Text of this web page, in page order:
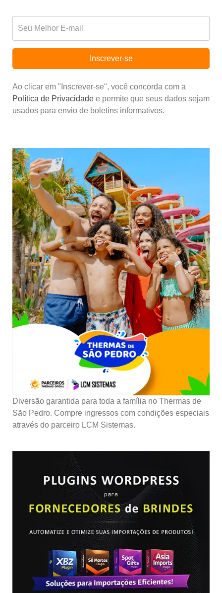
Inscrever-se
Ao clicar em "Inscrever-se", você concorda com a
Política de Privacidade e permite que seus dados sejam
usados para envio de boletins informativos.
Diversão garantida para toda a família no Thermas de
São Pedro. Compre ingressos com condições especiais
através do parceiro LCM Sistemas.